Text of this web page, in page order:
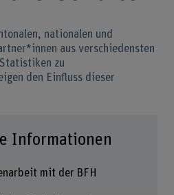
nationalen und
aus verschiedensten
zu
den Einfluss dieser
Informationen
mit der BFH